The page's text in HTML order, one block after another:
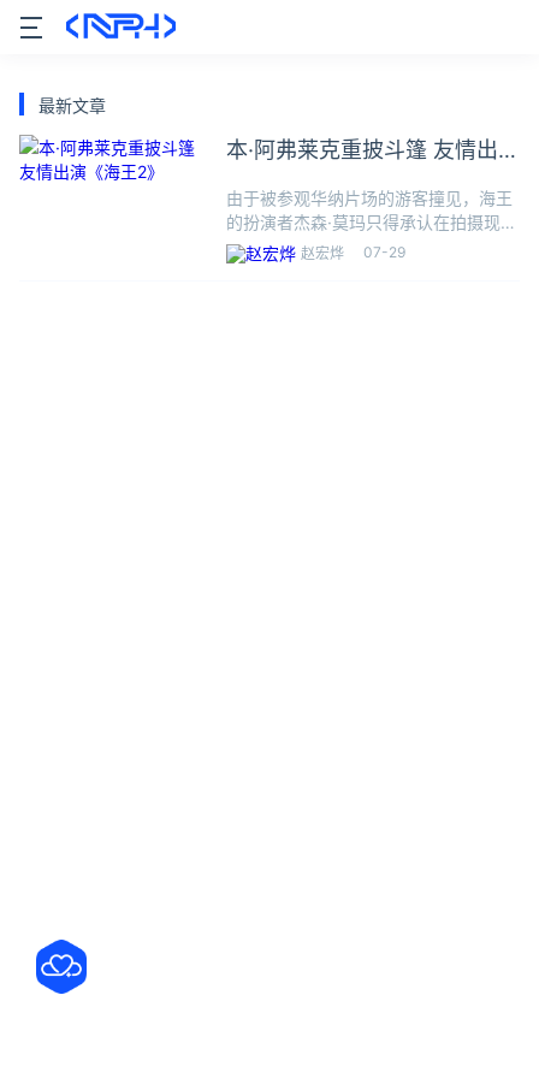
最新文章
本·阿弗莱克重披斗篷 友情出演
由于被参观华纳片场的游客撞见，海王
的扮演者杰森·莫玛只得承认在拍摄现场
与他同框正是重披战袍的本·阿弗莱克：
曾在多部DC影片中扮演蝙蝠侠的大本还
赵宏烨 07-29